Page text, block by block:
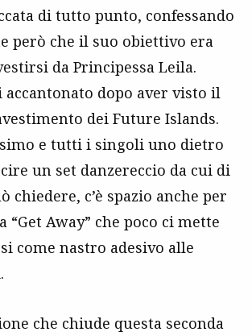
di tutto punto, confessando
però che il suo obiettivo era
da Principessa Leila.
accantonato dopo aver visto il
dei Future Islands.
e tutti i singoli uno dietro
un set danzereccio da cui di
chiedere, c’è spazio anche per
“Get Away” che poco ci mette
come nastro adesivo alle
che chiude questa seconda